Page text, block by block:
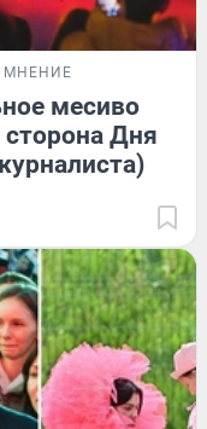
МНЕНИЕ
месиво
Дня